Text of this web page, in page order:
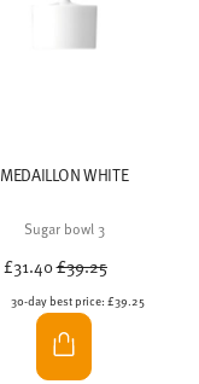
MEDAILLON WHITE
Sugar bowl 3
£31.40Price reduced from
£39.25to
30-day best price: £39.25